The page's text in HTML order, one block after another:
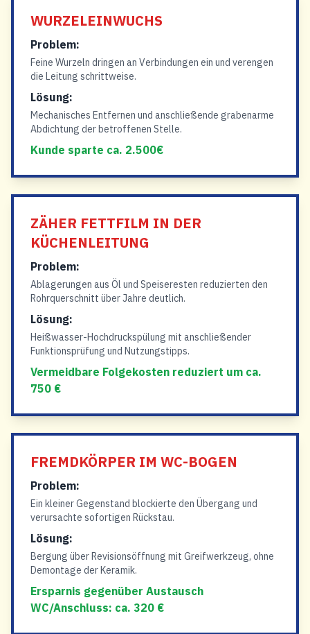
WURZELEINWUCHS
Problem:
Feine Wurzeln dringen an Verbindungen ein und verengen
die Leitung schrittweise.
Lösung:
Mechanisches Entfernen und anschließende grabenarme
Abdichtung der betroffenen Stelle.
Kunde sparte ca. 2.500€
ZÄHER FETTFILM IN DER
KÜCHENLEITUNG
Problem:
Ablagerungen aus Öl und Speiseresten reduzierten den
Rohrquerschnitt über Jahre deutlich.
Lösung:
Heißwasser-Hochdruckspülung mit anschließender
Funktionsprüfung und Nutzungstipps.
Vermeidbare Folgekosten reduziert um ca.
750 €
FREMDKÖRPER IM WC-BOGEN
Problem:
Ein kleiner Gegenstand blockierte den Übergang und
verursachte sofortigen Rückstau.
Lösung:
Bergung über Revisionsöffnung mit Greifwerkzeug, ohne
Demontage der Keramik.
Ersparnis gegenüber Austausch
WC/Anschluss: ca. 320 €